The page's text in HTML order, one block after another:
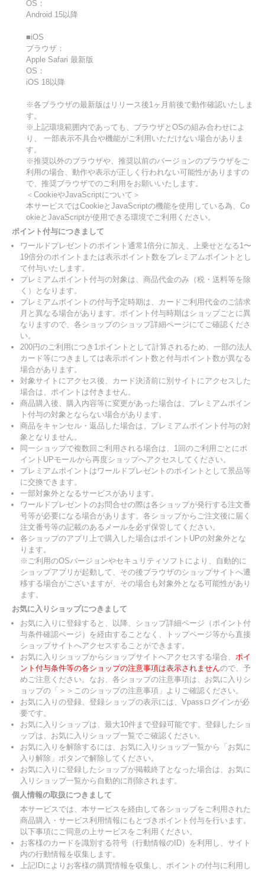
OS：
Android 15以降
■iOS
ブラウザ：
Apple Safari 最新版
OS：
iOS 18以降
※各ブラウザの最新版はリリース後1ヶ月前後で動作確認いたしま
す。
※上記環境範囲内であっても、ブラウザとOSの組み合わせによ
り、 一部表示不具合や機能がご利用いただけない場合がありま
す。
※推奨以外のブラウザや、推奨以前のバージョンのブラウザをご
利用の場合、動作や表示が正しく行われない可能性がありますの
で、推奨ブラウザでのご利用をお願いいたします。
＜CookieやJavaScriptについて＞
本サービスではCookieとJavaScriptの機能を使用している為、Co
okieとJavaScriptが使用できる環境でご利用ください。
ポイント付与につきまして
ワールドプレゼントのポイント通常1倍分に加え、上乗せとなる1〜
19倍分のポイントまたは表示ポイント数をプレミアムポイントとし
て付与いたします。
プレミアムポイント付与の対象は、商品代金のみ（税・送料等を除
く）となります。
プレミアムポイントの付与予定時期は、カードご利用代金のご請求
月と異なる場合があります。ポイント付与時期はショップごとに異
なりますので、各ショップのショップ詳細ページにてご確認くださ
い。
200円のご利用につき1ポイントとして計算されるため、一部の法人
カード等につきましては表示ポイント数と付与ポイント数が異なる
場合があります。
対象サイトにアクセス後、カード決済前に別サイトにアクセスした
場合は、ポイントは付きません。
商品購入後、購入内容等に変更があった場合は、プレミアムポイン
ト付与の対象とならない場合があります。
商品をキャンセル・返品した場合は、プレミアムポイント付与の対
象となりません。
同一ショップで複数回ご利用される場合は、1回のご利用ごとにポ
イントUPモールから再度ショップへアクセスしてください。
プレミアムポイントはワールドプレゼントのポイントとして景品等
に交換できます。
一部対象外となるサービスがあります。
ワールドプレゼントのお問合せの際は各ショップが発行する注文番
号等が必要になる場合があります。各ショップからご注文後に届く
注文番号等の記載のあるメールを必ず保管してください。
各ショップのアプリ上で購入した場合はポイントUPの対象外とな
ります。
※ご利用のOSバージョンやセキュリティソフトにより、自動的に
ショップアプリが起動して、その後ブラウザのショップサイトへ遷
移する場合がございますが、その場合も対象外となる可能性があり
ます。
お気に入りショップにつきまして
お気に入りに登録すると、以降、ショップ詳細ページ（ポイント付
与条件確認ページ）を経由することなく、トップページ等から直接
ショップサイトへアクセスすることができます。
お気に入りショップからショップサイトへアクセスする場合、 ポイ
ント付与条件等の各ショップの注意事項は表示されませんので、予
めご注意ください。なお、各ショップの注意事項は、お気に入りシ
ョップの「＞＞このショップの注意事項」よりご確認ください。
お気に入りの登録、登録ショップの表示には、Vpassログインが必
要です。
お気に入りショップは、最大10件まで登録可能です。登録したショ
ップは、お気に入りショップ一覧でご確認ください。
お気に入りを解除するには、お気に入りショップ一覧から「お気に
入り解除」ボタンで解除してください。
お気に入りに登録したショップが掲載終了となった場合は、お気に
入りショップ一覧から自動的に削除されます。
個人情報の取扱につきまして
本サービスでは、本サービスを経由して各ショップをご利用された
商品購入・サービス利用情報にもとづきポイント付与を行います。
以下事項にご同意の上サービスをご利用ください。
お客様のカードを識別する符号（行動情報のID）を利用し、サイト
内の行動情報を収集します。
上記IDによりお客様の購買情報を収集し、ポイントの付与に利用し